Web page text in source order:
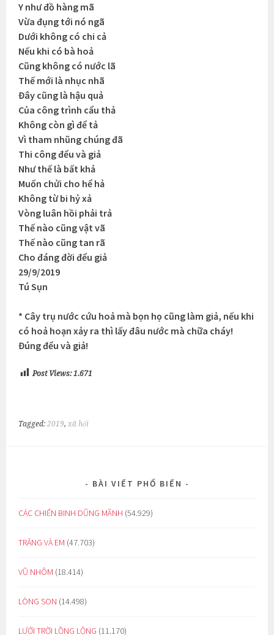
Y như đồ hàng mã
Vừa đụng tới nó ngã
Dưới không có chi cả
Nếu khi có bà hoả
Cũng không có nước lã
Thế mới là nhục nhã
Đây cũng là hậu quả
Của công trình cẩu thả
Không còn gì để tả
Vì tham nhũng chúng đã
Thi công đểu và giả
Như thế là bất khả
Muốn chửi cho hể hả
Không từ bi hỷ xả
Vòng luân hồi phải trả
Thế nào cũng vật vã
Thế nào cũng tan rã
Cho đáng đời đểu giả
29/9/2019
Tú Sụn
* Cây trụ nước cứu hoả mà bọn họ cũng làm giả, nếu khi
có hoả hoạn xảy ra thì lấy đâu nước mà chữa cháy!
Đúng đểu và giả!
Post Views: 1.671
Tagged:2019,xã hội
BÀI VIẾT PHỔ BIẾN
CÁC CHIẾN BINH DŨNG MÃNH (54.929)
TRĂNG VÀ EM (47.703)
VŨ NHÔM (18.414)
LÒNG SON (14.498)
LƯỚI TRỜI LỒNG LỘNG (11.170)